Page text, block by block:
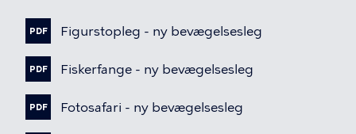
Fil
PDF Figurstopleg - ny bevægelsesleg
Fil
PDF Fiskerfange - ny bevægelsesleg
Fil
PDF Fotosafari - ny bevægelsesleg